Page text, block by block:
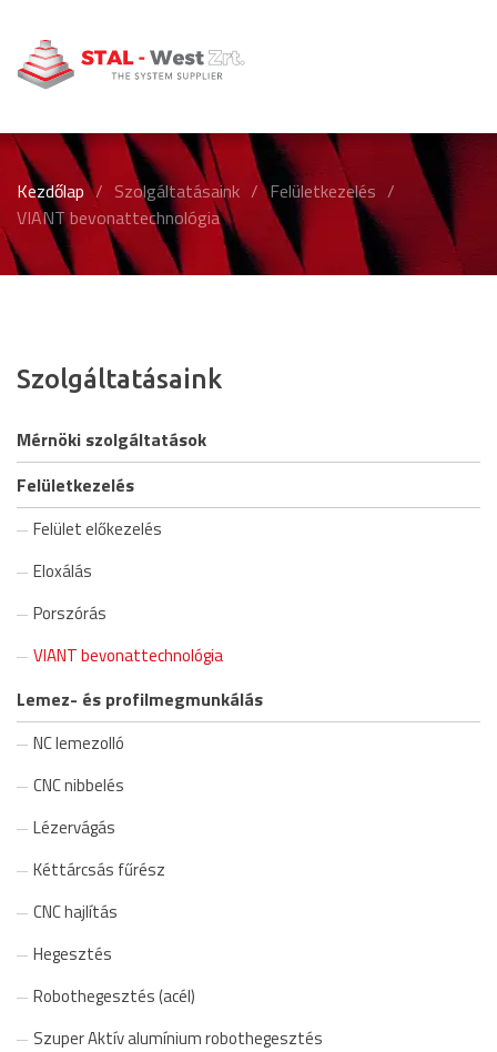
Kezdőlap / Szolgáltatásaink / Felületkezelés /
VIANT bevonattechnológia
Szolgáltatásaink
Mérnöki szolgáltatások
Felületkezelés
Felület előkezelés
Eloxálás
Porszórás
VIANT bevonattechnológia
Lemez- és profilmegmunkálás
NC lemezolló
CNC nibbelés
Lézervágás
Kéttárcsás fűrész
CNC hajlítás
Hegesztés
Robothegesztés (acél)
Szuper Aktív alumínium robothegesztés